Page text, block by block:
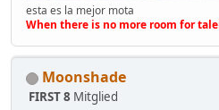
esta es la mejor mota
When there is no more room for
Moonshade
FIRST 8 Mitglied